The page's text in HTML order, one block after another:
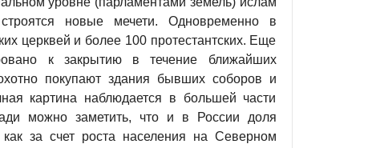
новые мечети. Одновременно в
церквей и более 100 протестантских. Еще
к закрытию в течение ближайших
покупают здания бывших соборов и
картина наблюдается в большей части
можно заметить, что и в России доля
как за счет роста населения на Северном